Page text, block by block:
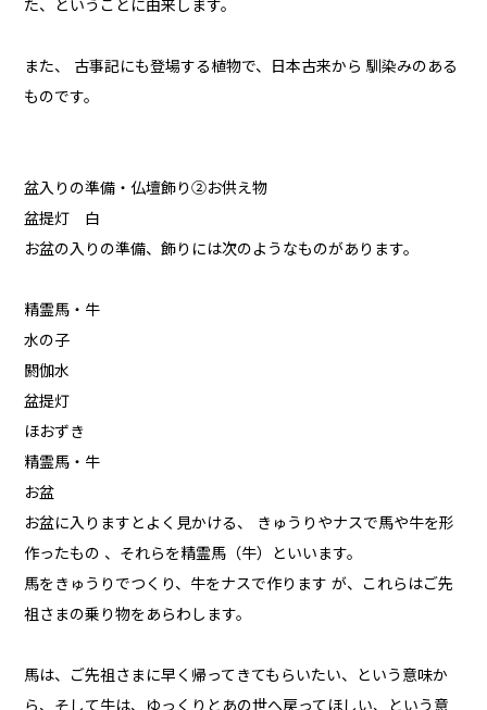
た、ということに由来します。
また、 古事記にも登場する植物で、日本古来から 馴染みのある
ものです。
盆入りの準備・仏壇飾り②お供え物
盆提灯 白
お盆の入りの準備、飾りには次のようなものがあります。
精霊馬・牛
水の子
閼伽水
盆提灯
ほおずき
精霊馬・牛
お盆
お盆に入りますとよく見かける、 きゅうりやナスで馬や牛を形
作ったもの 、それらを精霊馬（牛）といいます。
馬をきゅうりでつくり、牛をナスで作ります が、これらはご先
祖さまの乗り物をあらわします。
馬は、ご先祖さまに早く帰ってきてもらいたい、という意味か
ら、そして牛は、ゆっくりとあの世へ戻ってほしい、という意